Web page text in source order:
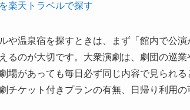
楽天トラベルで探す
や温泉宿を探すときは、まず「館内で公
るのが大切です。大衆演劇は、劇団の巡
場があっても毎日必ず同じ内容で見られ
チケット付きプランの有無、日帰り利用